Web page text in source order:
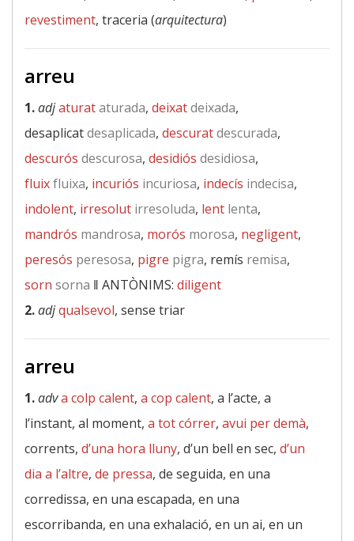
revestiment, traceria (arquitectura)
arreu
1.adjaturataturada, deixatdeixada,
desaplicatdesaplicada, descuratdescurada,
descurós descurosa, desidiós desidiosa,
fluixfluixa, incuriós incuriosa, indecís indecisa,
indolent, irresolut irresoluda, lent lenta,
mandrós mandrosa, morós morosa, negligent,
peresós peresosa, pigre pigra, remís remisa,
sorn sorna ‖ ANTÒNIMS: diligent
2.adjqualsevol, sense triar
arreu
1.adva colp calent, a cop calent, a l’acte, a
l’instant, al moment, a tot córrer, avui per demà,
corrents, d’una hora lluny, d’un bell en sec, d’un
dia a l’altre, de pressa, de seguida, en una
corredissa, en una escapada, en una
escorribanda, en una exhalació, en un ai, en un